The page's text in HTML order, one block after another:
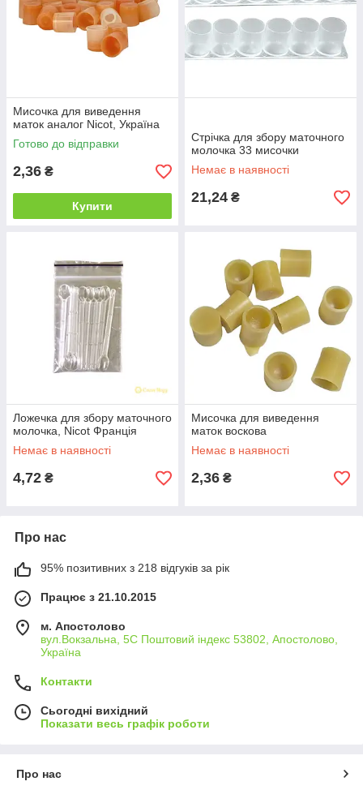
Мисочка для виведення
маток аналог Nicot, Україна
Готово до відправки
2,36 ₴
Купити
Стрічка для збору маточного
молочка 33 мисочки
Немає в наявності
21,24 ₴
Ложечка для збору маточного
молочка, Nicot Франція
Немає в наявності
4,72 ₴
Мисочка для виведення
маток воскова
Немає в наявності
2,36 ₴
Про нас
95% позитивних з 218 відгуків за рік
Працює з 21.10.2015
м. Апостолово
вул.Вокзальна, 5С Поштовий індекс 53802, Апостолово,
Україна
Контакти
Сьогодні вихідний
Показати весь графік роботи
Про нас